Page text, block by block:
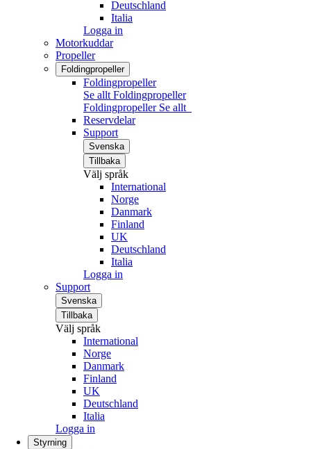
Deutschland
Italia
Logga in
Motorkuddar
Propeller
Foldingpropeller
Foldingpropeller
Se allt Foldingpropeller
Foldingpropeller Se allt
Reservdelar
Support
Svenska
Tillbaka
Välj språk
International
Norge
Danmark
Finland
UK
Deutschland
Italia
Logga in
Support
Svenska
Tillbaka
Välj språk
International
Norge
Danmark
Finland
UK
Deutschland
Italia
Logga in
Styrning